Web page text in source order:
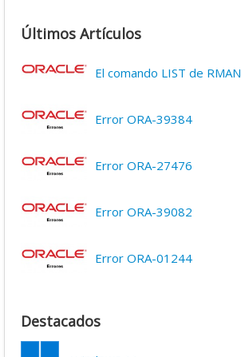
Últimos Artículos
El comando LIST de RMAN
Error ORA-39384
Error ORA-27476
Error ORA-39082
Error ORA-01244
Destacados